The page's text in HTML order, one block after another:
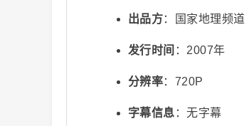
出品方：国家地理频道
发行时间 ：2007年
分辨率：720P
字幕信息 ：无字幕